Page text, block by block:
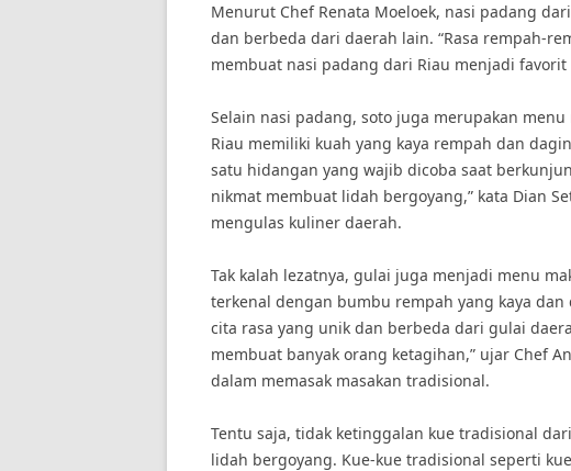
Menurut Chef Renata Moeloek, nasi padang
dan berbeda dari daerah lain. “Rasa rempah-
membuat nasi padang dari Riau menjadi favorit
Selain nasi padang, soto juga merupakan
Riau memiliki kuah yang kaya rempah dan
satu hidangan yang wajib dicoba saat
nikmat membuat lidah bergoyang,” kata Dian
mengulas kuliner daerah.
Tak kalah lezatnya, gulai juga menjadi menu
terkenal dengan bumbu rempah yang kaya
cita rasa yang unik dan berbeda dari gulai
membuat banyak orang ketagihan,” ujar Chef
dalam memasak masakan tradisional.
Tentu saja, tidak ketinggalan kue tradisional
lidah bergoyang. Kue-kue tradisional seperti